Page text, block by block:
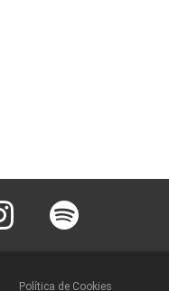
Instagram Spotify
Política de Cookies